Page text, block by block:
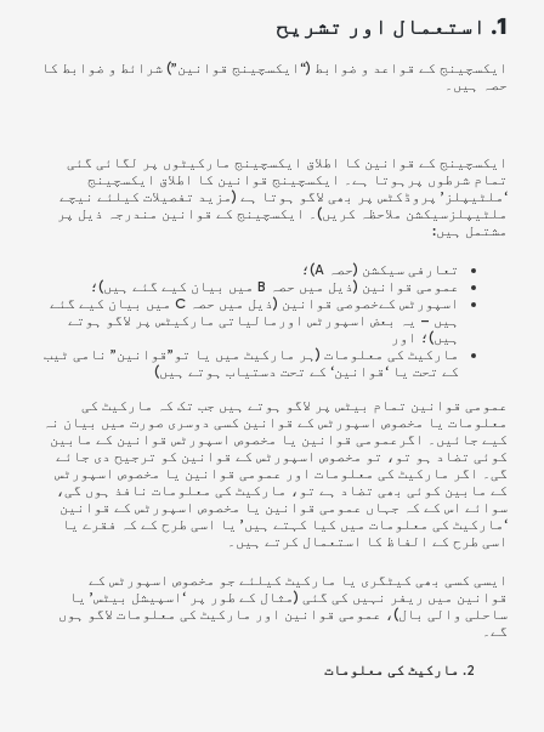
1. استعمال اور تشریح
ایکسچینج کے قواعد و ضوابط (“ایکسچینج قوانین”) شرائط و ضوابط کا
حصہ ہیں۔
ایکسچینج کے قوانین کا اطلاق ایکسچینج مارکیٹوں پر لگائی گئی
تمام شرطوں پرہوتا ہے۔ ایکسچینج قوانین کا اطلاق ایکسچینج
‘ملٹیپلز’ پروڈکٹس پر بھی لاگو ہوتا ہے (مزید تفصیلات کیلئے نیچے
ملٹیپلزسیکشن ملاحظہ کریں)۔ ایکسچینج کے قوانین مندرجہ ذیل پر
مشتمل ہیں:
تعارفی سیکشن (حصہ A)؛
عمومی قوانین (ذیل میں حصہ B میں بیان کیے گئے ہیں)؛
اسپورٹس کےخصوصی قوانین
(ذیل میں حصہ C میں بیان کیے گئے
ہیں – یہ بعض اسپورٹس اورمالیاتی مارکیٹس پر لاگو ہوتے
ہیں)؛ اور
مارکیٹ کی معلومات (ہر مارکیٹ میں یا تو”قوانین” نامی ٹیب
کے تحت یا ‘ قوانین‘ کے تحت دستیاب ہوتے ہیں)
عمومی قوانین تمام بیٹس پر لاگو ہوتے ہیں جب تک کہ مارکیٹ کی
معلومات یا مخصوص اسپورٹس کے قوانین کسی دوسری صورت میں بیان نہ
کیے جائیں۔ اگرعمومی قوانین یا مخصوص اسپورٹس قوانین کے مابین
کوئی تضاد ہو تو، تو مخصوص اسپورٹس کے قوانین کو ترجیح دی جائے
گی۔ اگر مارکیٹ کی معلومات اور عمومی قوانین یا مخصوص اسپورٹس
کے مابین کوئی بھی تضاد ہے تو، مارکیٹ کی معلومات نافذ ہوں گی،
سوائے اس کے کہ جہاں عمومی قوانین یا مخصوص اسپورٹس کے قوانین
‘مارکیٹ کی معلومات میں کیا کہتے ہیں’ یا اسی طرح کے کہ فقرے یا
اسی طرح کے الفاظ کا استعمال کرتے ہیں۔
ایسی کسی بھی کیٹگری یا مارکیٹ کیلئے جو مخصوص اسپورٹس کے
قوانین میں ریفر نہیں کی گئی (مثال کے طور پر ‘اسپیشل بیٹس’ یا
ساحلی والی بال)، عمومی قوانین اور مارکیٹ کی معلومات لاگو ہوں
گے۔
مارکیٹ کی معلومات